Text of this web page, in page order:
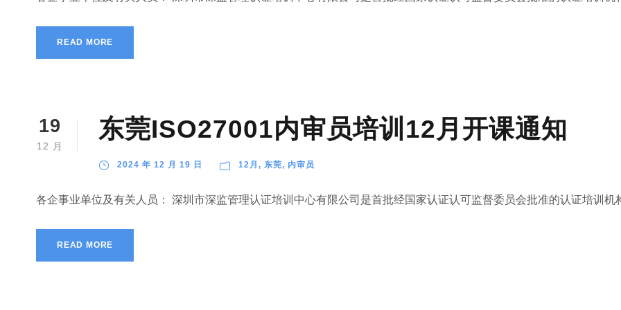
READ MORE
19
12 月
东莞ISO27001内审员培训12月开课通知
2024 年 12 月 19 日 12月 , 东莞, 内审员
各企事业单位及有关人员： 深圳市深监管理认证培训中心有限公司是首批经国家认证认可监督委员会批准的认证培训机
READ MORE